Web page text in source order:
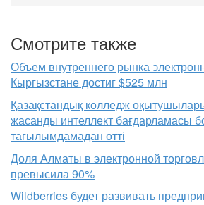
Смотрите также
Объем внутреннего рынка
Кыргызстане достиг $525 млн
Қазақстандық колледж
жасанды интеллект бағдарламасы
тағылымдамадан өтті
Доля Алматы в электронной
превысила 90%
Wildberries будет развивать